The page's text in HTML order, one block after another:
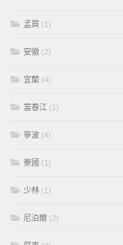
孟買 (1)
安徽 (2)
宜蘭 (4)
富春江 (1)
寧波 (4)
寮國 (1)
少林 (1)
尼泊爾 (2)